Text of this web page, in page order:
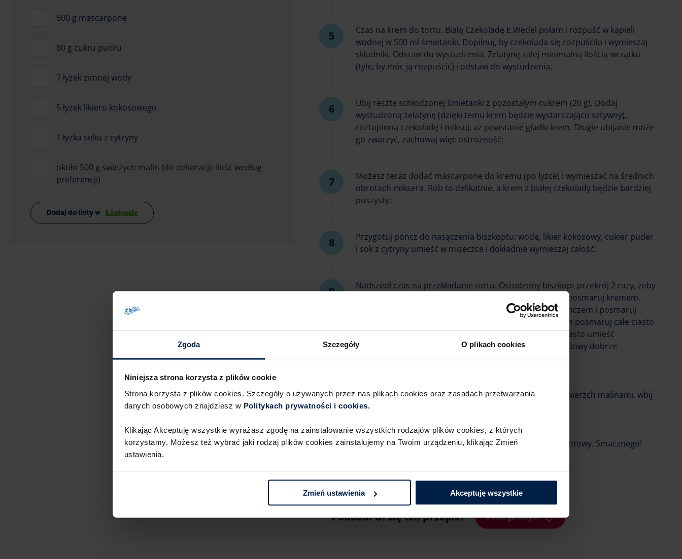
Zgoda Szczegóły O plikach cookies
Niniejsza strona korzysta z plików cookie
Strona korzysta z plików cookies. Szczegóły o używanych przez nas plikach cookies oraz zasadach przetwarzania
danych osobowych znajdziesz w Politykach prywatności i cookies.​ ​
Klikając Akceptuję wszystkie wyrażasz zgodę na zainstalowanie wszystkich rodzajów plików cookies,​ z których
korzystamy. Możesz też wybrać jaki rodzaj plików cookies zainstalujemy na Twoim urządzeniu,​ klikając Zmień
ustawienia.​ ​
Zmień ustawienia Akceptuję wszystkie
500 g mascarpone
80 g cukru pudru
7 łyżek zimnej wody
5 łyżek likieru kokosowego
1 łyżka soku z cytryny
około 500 g świeżych malin (do dekoracji; ilość według
preferencji)
Dodaj do listy w
Czas na krem do tortu. Białą Czekoladę E.Wedel połam i rozpuść w kąpieli
wodnej w 500 ml śmietanki. Dopilnuj, by czekolada się rozpuściła i wymieszaj
składniki. Odstaw do wystudzenia. Żelatynę zalej minimalną ilością wrzątku
(tyle, by móc ją rozpuścić) i odstaw do wystudzenia;
Ubij resztę schłodzonej śmietanki z pozostałym cukrem (20 g). Dodaj
wystudzoną żelatynę (dzięki temu krem będzie wystarczająco sztywny),
roztopioną czekoladę i miksuj, aż powstanie gładki krem. Długie ubijanie może
go zwarzyć, zachowaj więc ostrożność;
Możesz teraz dodać mascarpone do kremu (po łyżce) i wymieszać na średnich
obrotach miksera. Rób to delikatnie, a krem z białej czekolady będzie bardziej
puszysty;
Przygotuj poncz do nasączenia biszkoptu: wodę, likier kokosowy, cukier puder
i sok z cytryny umieść w miseczce i dokładnie wymieszaj całość;
Nadszedł czas na przekładanie tortu. Ostudzony biszkopt przekrój 2 razy, żeby
wyszły 3 biszkoptowe blaty. Spód tortu zwilż ponczem i posmaruj kremem.
Przykryj go kolejnym blatem i postąp tak samo: zwilż ponczem i posmaruj
kremem. Na ostatni blat zużyj resztę ponczu i tym razem posmaruj całe ciasto
łącznie z bokami. Zużyj na to resztę kremu. Następnie ciasto umieść
w lodówce na co najmniej trzy godziny, aż krem czekoladowy dobrze
Przed podaniem przystąp do dekoracji tortu: udekoruj wierzch malinami, wbij
świeczki lub ustaw topper;
Twój tort z kremem z białej czekolady i z malinami jest gotowy. Smacznego!
Podobał Ci się ten przepis? Poleć go innym